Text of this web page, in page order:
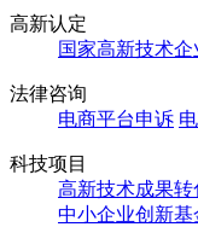
高新认定
国家高新技术企
法律咨询
电商平台申诉
科技项目
高新技术成果转
中小企业创新基